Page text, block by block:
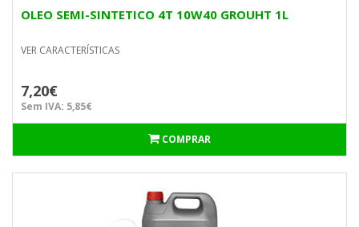
OLEO SEMI-SINTETICO 4T 10W40 GROUHT 1L
VER CARACTERÍSTICAS
7,20€
Sem IVA: 5,85€
COMPRAR